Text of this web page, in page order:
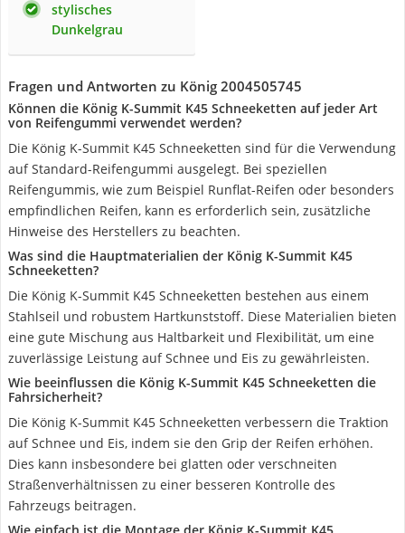
stylisches
Dunkelgrau
Fragen und Antworten zu König 2004505745
Können die König K-Summit K45 Schneeketten auf jeder Art
von Reifengummi verwendet werden?
Die König K-Summit K45 Schneeketten sind für die Verwendung
auf Standard-Reifengummi ausgelegt. Bei speziellen
Reifengummis, wie zum Beispiel Runflat-Reifen oder besonders
empfindlichen Reifen, kann es erforderlich sein, zusätzliche
Hinweise des Herstellers zu beachten.
Was sind die Hauptmaterialien der König K-Summit K45
Schneeketten?
Die König K-Summit K45 Schneeketten bestehen aus einem
Stahlseil und robustem Hartkunststoff. Diese Materialien bieten
eine gute Mischung aus Haltbarkeit und Flexibilität, um eine
zuverlässige Leistung auf Schnee und Eis zu gewährleisten.
Wie beeinflussen die König K-Summit K45 Schneeketten die
Fahrsicherheit?
Die König K-Summit K45 Schneeketten verbessern die Traktion
auf Schnee und Eis, indem sie den Grip der Reifen erhöhen.
Dies kann insbesondere bei glatten oder verschneiten
Straßenverhältnissen zu einer besseren Kontrolle des
Fahrzeugs beitragen.